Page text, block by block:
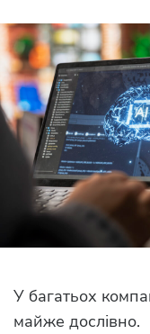
У багатьох
майже дослівно.